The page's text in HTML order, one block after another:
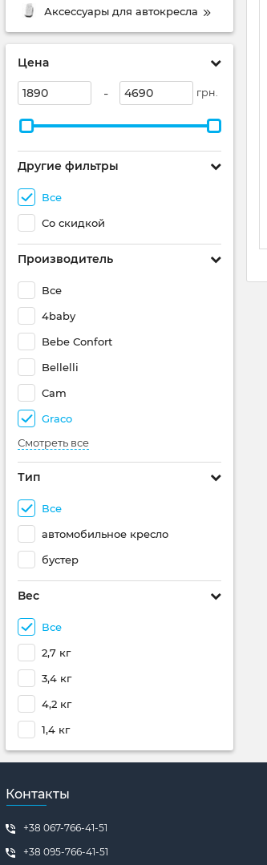
Аксессуары для автокресла
Цена
- грн.
Другие фильтры
Все
Со скидкой
Производитель
Все
4baby
Bebe Confort
Bellelli
Cam
Graco
Смотреть все
Тип
Все
автомобильное кресло
бустер
Вес
Все
2,7 кг
3,4 кг
4,2 кг
1,4 кг
Контакты
+38 067-766-41-51
+38 ‎095-766-41-51